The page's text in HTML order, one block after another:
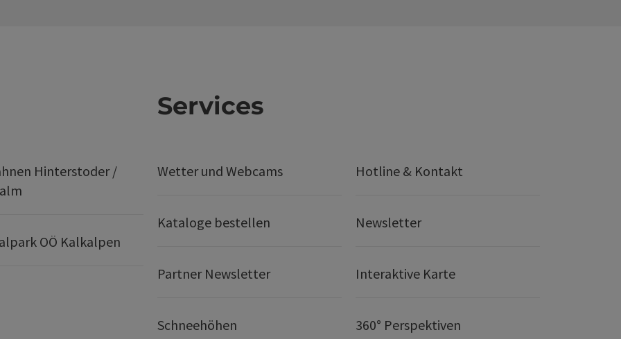
Hinterstoder /
OÖ Kalkalpen
Services
Wetter und Webcams Hotline & Kontakt
Kataloge bestellen Newsletter
Partner Newsletter Interaktive Karte
Schneehöhen 360° Perspektiven